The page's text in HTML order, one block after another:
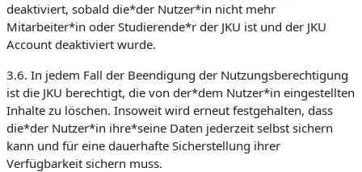
deaktiviert, sobald die*der Nutzer*in nicht mehr
Mitarbeiter*in oder Studierende*r der JKU ist und der JKU
Account deaktiviert wurde.
3.6. In jedem Fall der Beendigung der Nutzungsberechtigung
ist die JKU berechtigt, die von der*dem Nutzer*in eingestellten
Inhalte zu löschen. Insoweit wird erneut festgehalten, dass
die*der Nutzer*in ihre*seine Daten jederzeit selbst sichern
kann und für eine dauerhafte Sicherstellung ihrer
Verfügbarkeit sichern muss.